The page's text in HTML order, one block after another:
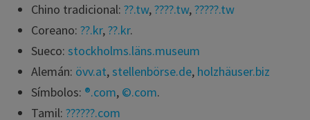
Chino tradicional: ??.tw,????.tw,?????.tw
Coreano: ??.kr,??.kr.
Sueco: stockholms.läns.museum
Alemán: övv.at,stellenbörse.de, holzhäuser.biz
Símbolos: ®.com, ©.com.
Tamil: ??????.com